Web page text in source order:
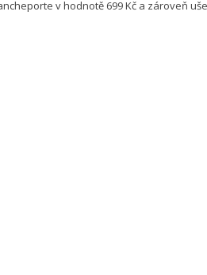
v hodnotě 699 Kč a zároveň